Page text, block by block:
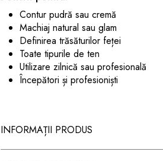
Contur pudră sau cremă
Machiaj natural sau glam
Definirea trăsăturilor feței
Toate tipurile de ten
Utilizare zilnică sau profesională
Începători și profesioniști
INFORMAȚII PRODUS